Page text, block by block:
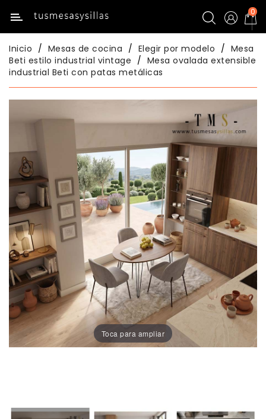
Categoría
Inicio
Mesas
De
De
Cocina
Mesas
Comedor
Sillas
Comedor
Porcelánico
Dekton
Stock
Exterior/jardín
0
Inicio Mesas de cocina Elegir por modelo
Mesa
Beti estilo industrial vintage
Mesa ovalada extensible
industrial Beti con patas metálicas
Toca para ampliar